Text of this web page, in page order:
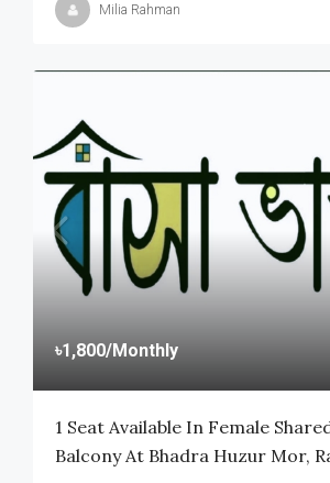
Milia Rahman
৳1,800/Monthly
1 Seat Available In Female
Balcony At Bhadra Huzur Mor,